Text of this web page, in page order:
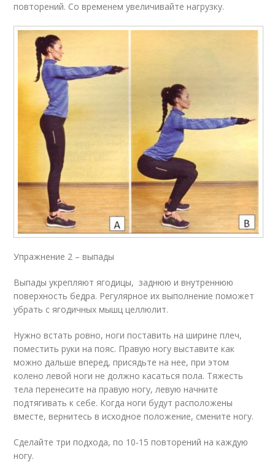
повторений. Со временем увеличивайте нагрузку.
Упражнение 2 – выпады
Выпады укрепляют ягодицы, заднюю и внутреннюю
поверхность бедра. Регулярное их выполнение поможет
убрать с ягодичных мышц целлюлит.
Нужно встать ровно, ноги поставить на ширине плеч,
поместить руки на пояс. Правую ногу выставите как
можно дальше вперед, присядьте на нее, при этом
колено левой ноги не должно касаться пола. Тяжесть
тела перенесите на правую ногу, левую начните
подтягивать к себе. Когда ноги будут расположены
вместе, вернитесь в исходное положение, смените ногу.
Сделайте три подхода, по 10-15 повторений на каждую
ногу.